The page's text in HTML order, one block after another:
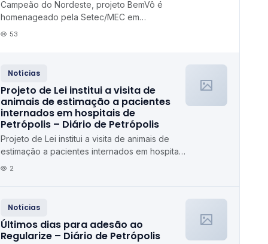
Campeão do Nordeste, projeto BemVô é
homenageado pela Setec/MEC em
Brasília ifal.edu.br
53
Notícias
Projeto de Lei institui a visita de
animais de estimação a pacientes
internados em hospitais de
Petrópolis – Diário de Petrópolis
Projeto de Lei institui a visita de animais de
estimação a pacientes internados em hospitais
de Petrópolis Diário de Petrópolis
2
Notícias
Últimos dias para adesão ao
Regularize – Diário de Petrópolis